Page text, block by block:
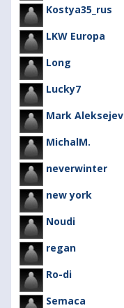
Kostya35_rus
LKW Europa
Long
Lucky7
Mark Aleksejev
MichalM.
neverwinter
new york
Noudi
regan
Ro-di
Semaca